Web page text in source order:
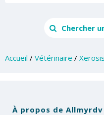
Chercher
Accueil / Vétérinaire / Xerosis
À propos de Allmyrdv